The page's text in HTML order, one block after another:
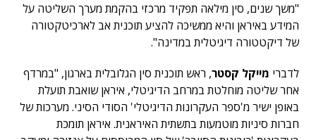
"משך שנים, סין מילאה תפקיד מרכזי בהקמת מערך השליטה על
המידע באיראן והיא ממשיכה להציע תוכנית אב לארכיטקטורה
של דיקטטורה דיגיטלית במדינה".
לדברי מייקל קסטר, ראש תוכנית סין הגלובלית בארגון, "במרדף
אחר שליטה מוחלטת במרחב הדיגיטלי, איראן שואבת תועלת
באופן ישיר מ'ספר העקרונות הדיגיטלי' הסודי הסיני. מערכות של
חברות סיניות מוטמעות בתשתית האיראנית. איראן תומכת